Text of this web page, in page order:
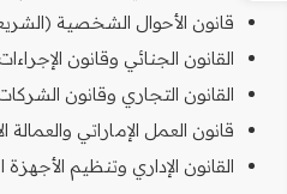
قانون الأحوال الشخصية
القانون الجنائي وقانون
القانون التجاري وقانون الشركات
قانون العمل الإماراتي والعمالة
القانون الإداري وتنظيم